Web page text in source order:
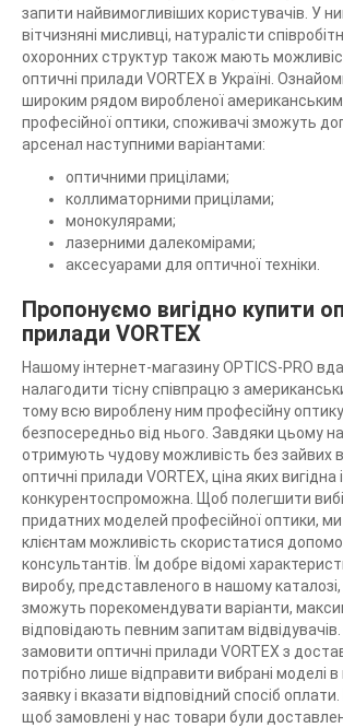
запити найвимогливіших користувачів. У
вітчизняні мисливці, натуралісти
охоронних структур також мають
оптичні прилади VORTEX в Україні.
широким рядом виробленої
професійної оптики, споживачі зможуть
арсенал наступними варіантами:
оптичними прицілами;
коллиматорними прицілами;
монокулярами;
лазерними далекомірами;
аксесуарами для оптичної техніки.
Пропонуємо вигідно купити
прилади VORTEX
Нашому інтернет-магазину OPTICS-PRO
налагодити тісну співпрацю з
тому всю вироблену ним професійну
безпосередньо від нього. Завдяки цьому
отримують чудову можливість без зайвих
оптичні прилади VORTEX, ціна яких вигідна і
конкурентоспроможна. Щоб полегшити
придатних моделей професійної оптики,
клієнтам можливість скористатися
консультантів. Їм добре відомі
виробу, представленого в нашому
зможуть порекомендувати варіанти,
відповідають певним запитам
замовити оптичні прилади VORTEX з
потрібно лише відправити вибрані моделі
заявку і вказати відповідний спосіб
щоб замовлені у нас товари були